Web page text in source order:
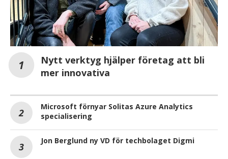
Nytt verktyg hjälper företag att bli
mer innovativa
Microsoft förnyar Solitas Azure Analytics
specialisering
Jon Berglund ny VD för techbolaget Digmi